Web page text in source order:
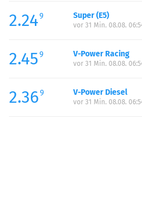
Samstag:
Sonntag:
2.249 Super (E5)
vor 31 Min. 08.08.
2.459 V-Power Racing
vor 31 Min. 08.08.
2.369 V-Power Diesel
vor 31 Min. 08.08.